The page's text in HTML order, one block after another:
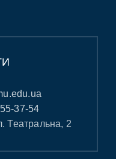
37-54
Театральна, 2